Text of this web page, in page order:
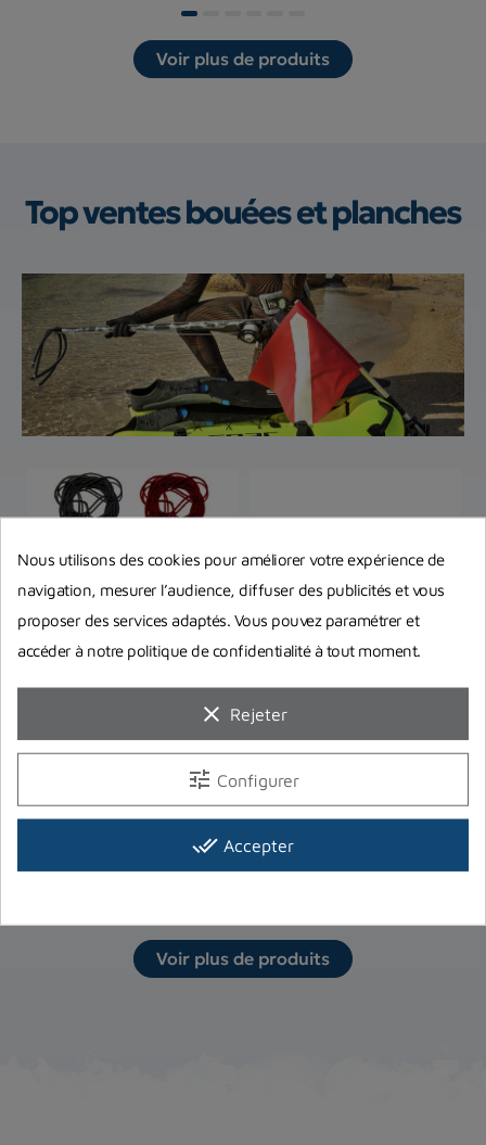
Voir plus de produits
Top ventesbouées et planches
Elastique de bouée Denty
Spearfishing 8m
Prix
21,00 €
Bouée Imersion Double
Enveloppe
Imersion
Prix
22,40 €
En stock magasin
Voir plus de produits
Nous utilisons des cookies pour améliorer votre expérience de
navigation, mesurer l’audience, diffuser des publicités et vous
proposer des services adaptés. Vous pouvez paramétrer et
accéder à notre politique de confidentialité à tout moment.
clear Rejeter
tune Configurer
done_all Accepter